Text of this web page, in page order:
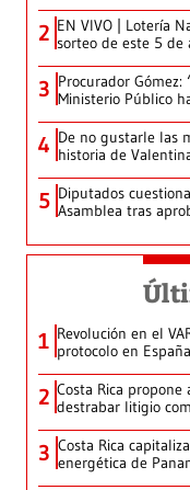
2 EN VIVO | Lotería
sorteo de este 5 de
3 Procurador
Ministerio Público
4 De no gustarle las
historia de
5 Diputados
Asamblea tras
1 Revolución en el
protocolo en España
2 Costa Rica
destrabar litigio
3 Costa Rica
energética de